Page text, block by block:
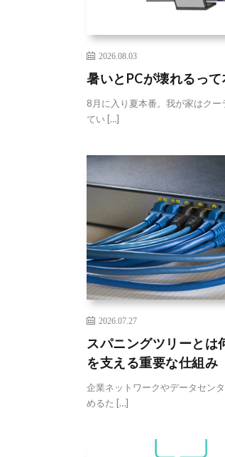
2026.08.03
暑いとPCが壊れるって
8月に入り夏本番。我が家はク
てい […]
2026.07.27
スパニングツリーとは
を支える重要な仕組み
企業ネットワークやデータセン
めるた […]